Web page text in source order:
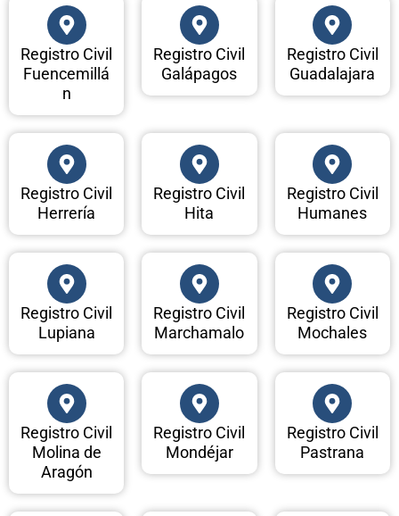
Registro Civil
Fuencemillá
n
Registro Civil
Galápagos
Registro Civil
Guadalajara
Registro Civil
Herrería
Registro Civil
Hita
Registro Civil
Humanes
Registro Civil
Lupiana
Registro Civil
Marchamalo
Registro Civil
Mochales
Registro Civil
Molina de
Aragón
Registro Civil
Mondéjar
Registro Civil
Pastrana